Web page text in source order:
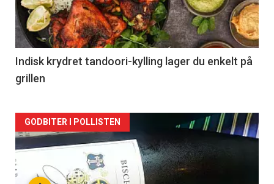
nå
-
2
Indisk krydret tandoori-kylling lager du enkelt på
grillen
Forsiden
akkurat
nå
GODBITER I POLLISTEN